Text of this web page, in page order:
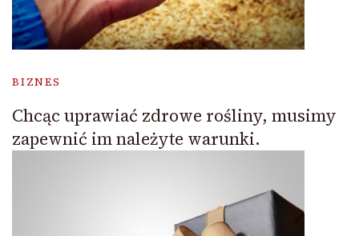
BIZNES
Chcąc uprawiać zdrowe rośliny, musimy
zapewnić im należyte warunki.